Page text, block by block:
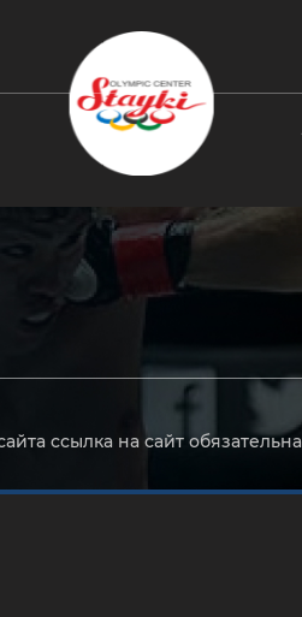
ссылка на сайт обязательна
Esc, чтобы закрыть